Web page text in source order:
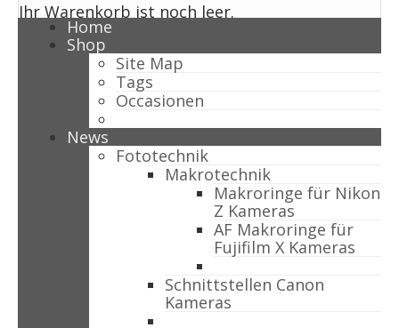
Ihr Warenkorb ist noch leer.
Home
Shop
Site Map
Tags
Occasionen
News
Fototechnik
Makrotechnik
Makroringe für Nikon
Z Kameras
AF Makroringe für
Fujifilm X Kameras
Schnittstellen Canon
Kameras